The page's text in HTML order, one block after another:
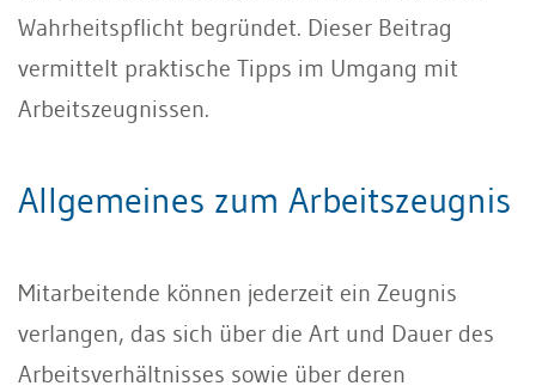
Wahrheitspflicht begründet. Dieser Beitrag
vermittelt praktische Tipps im Umgang mit
Arbeitszeugnissen.
Allgemeines zum Arbeitszeugnis
Mitarbeitende können jederzeit ein Zeugnis
verlangen, das sich über die Art und Dauer des
Arbeitsverhältnisses sowie über deren